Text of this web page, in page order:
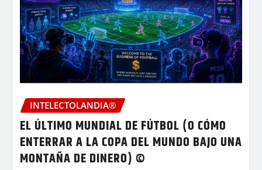
INTELECTOLANDIA®
EL ÚLTIMO MUNDIAL DE FÚTBOL (O CÓMO
ENTERRAR A LA COPA DEL MUNDO BAJO UNA
MONTAÑA DE DINERO) ©